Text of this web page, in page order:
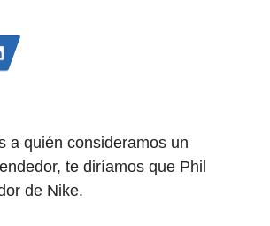
a quién consideramos un
te diríamos que Phil
de Nike.